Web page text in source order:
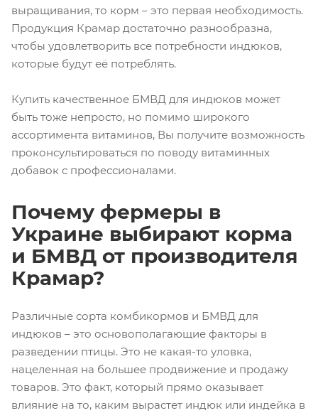
выращивания, то корм – это первая необходимость.
Продукция Крамар достаточно разнообразна,
чтобы удовлетворить все потребности индюков,
которые будут её потреблять.
Купить качественное БМВД для индюков может
быть тоже непросто, но помимо широкого
ассортимента витаминов, Вы получите возможность
проконсультироваться по поводу витаминных
добавок с профессионалами.
Почему фермеры в
Украине выбирают корма
и БМВД от производителя
Крамар?
Различные сорта комбикормов и БМВД для
индюков – это основополагающие факторы в
разведении птицы. Это не какая-то уловка,
нацеленная на большее продвижение и продажу
товаров. Это факт, который прямо оказывает
влияние на то, каким вырастет индюк или индейка в